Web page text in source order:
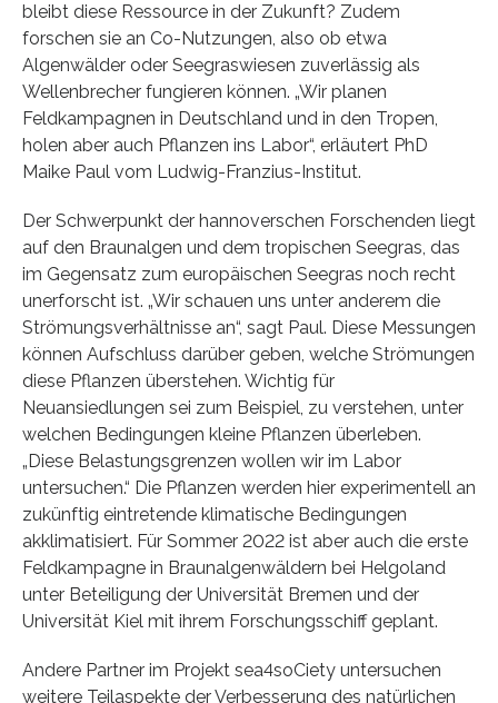
bleibt diese Ressource in der Zukunft? Zudem
forschen sie an Co-Nutzungen, also ob etwa
Algenwälder oder Seegraswiesen zuverlässig als
Wellenbrecher fungieren können. „Wir planen
Feldkampagnen in Deutschland und in den Tropen,
holen aber auch Pflanzen ins Labor“, erläutert PhD
Maike Paul vom Ludwig-Franzius-Institut.
Der Schwerpunkt der hannoverschen Forschenden liegt
auf den Braunalgen und dem tropischen Seegras, das
im Gegensatz zum europäischen Seegras noch recht
unerforscht ist. „Wir schauen uns unter anderem die
Strömungsverhältnisse an“, sagt Paul. Diese Messungen
können Aufschluss darüber geben, welche Strömungen
diese Pflanzen überstehen. Wichtig für
Neuansiedlungen sei zum Beispiel, zu verstehen, unter
welchen Bedingungen kleine Pflanzen überleben.
„Diese Belastungsgrenzen wollen wir im Labor
untersuchen.“ Die Pflanzen werden hier experimentell an
zukünftig eintretende klimatische Bedingungen
akklimatisiert. Für Sommer 2022 ist aber auch die erste
Feldkampagne in Braunalgenwäldern bei Helgoland
unter Beteiligung der Universität Bremen und der
Universität Kiel mit ihrem Forschungsschiff geplant.
Andere Partner im Projekt sea4soCiety untersuchen
weitere Teilaspekte der Verbesserung des natürlichen